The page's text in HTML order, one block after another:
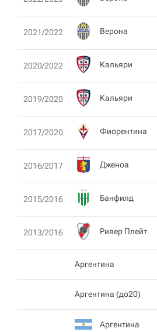
2021/2022 Верона
2020/2022 Кальяри
2019/2020 Кальяри
2017/2020 Фиорентина
2016/2017 Дженоа
2015/2016 Банфилд
2013/2016 Ривер Плейт
Аргентина
Аргентина (до20)
Аргентина